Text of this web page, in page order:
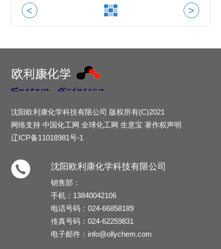
< >
沈阳欧利康化学科技有限公司 版权所有(C)2021
网络支持中国化工网 全球化工网 生意宝 著作权声明
辽ICP备11018981号-1
沈阳欧利康化学科技有限公司
销售部：
手机：13840042106
电话号码：024-66858189
传真号码：024-62259831
电子邮件： info@ollychem.com